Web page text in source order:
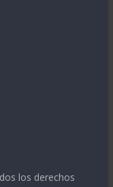
los derechos